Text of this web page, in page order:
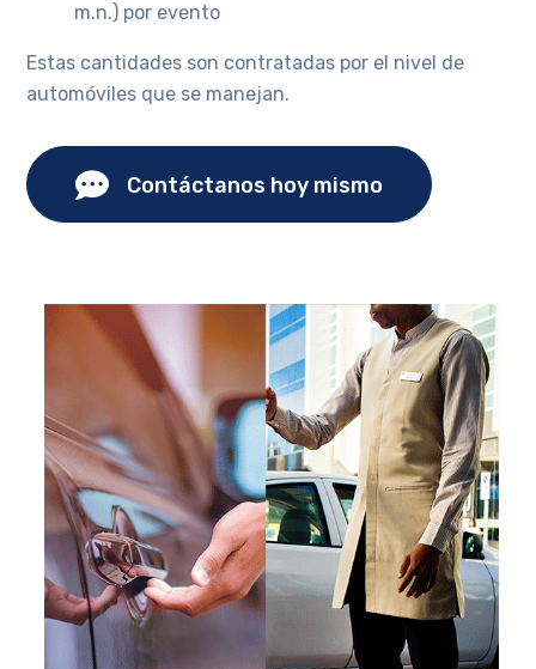
m.n.) por evento
Estas cantidades son contratadas por el nivel de
automóviles que se manejan.
Contáctanos hoy mismo